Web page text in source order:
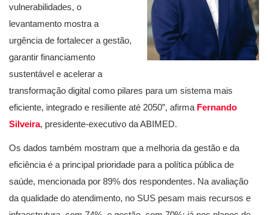
vulnerabilidades, o
levantamento mostra a
urgência de fortalecer a gestão,
garantir financiamento
sustentável e acelerar a
transformação digital como pilares para um sistema mais
eficiente, integrado e resiliente até 2050”, afirma Fernando
Silveira, presidente-executivo da ABIMED.
Os dados também mostram que a melhoria da gestão e da
eficiência é a principal prioridade para a política pública de
saúde, mencionada por 89% dos respondentes. Na avaliação
da qualidade do atendimento, no SUS pesam mais recursos e